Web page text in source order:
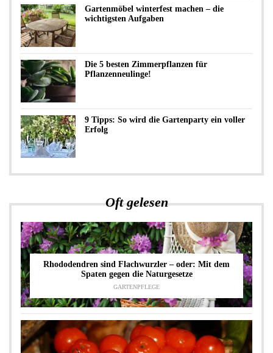
Gartenmöbel winterfest machen – die
wichtigsten Aufgaben
Die 5 besten Zimmerpflanzen für
Pflanzenneulinge!
9 Tipps: So wird die Gartenparty ein voller
Erfolg
Oft gelesen
Rhododendren sind Flachwurzler – oder: Mit dem
Spaten gegen die Naturgesetze
GARTENPFLEGE